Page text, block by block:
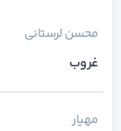
محسن لرستانی
غروب
مهیار